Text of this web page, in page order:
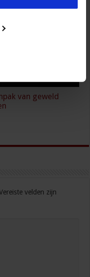
van geweld
velden zijn